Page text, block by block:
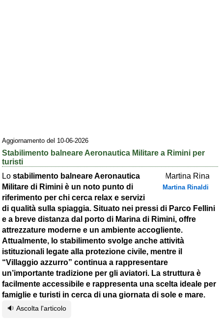
Aggiornamento del 10-06-2026
Stabilimento balneare Aeronautica Militare a Rimini per
turisti
Martina Rinaldi
Lo stabilimento balneare Aeronautica
Militare di Rimini è un noto punto di
riferimento per chi cerca relax e servizi
di qualità sulla spiaggia. Situato nei pressi di Parco Fellini
e a breve distanza dal porto di Marina di Rimini, offre
attrezzature moderne e un ambiente accogliente.
Attualmente, lo stabilimento svolge anche attività
istituzionali legate alla protezione civile, mentre il
“Villaggio azzurro” continua a rappresentare
un’importante tradizione per gli aviatori. La struttura è
facilmente accessibile e rappresenta una scelta ideale per
famiglie e turisti in cerca di una giornata di sole e mare.
🔉 Ascolta l'articolo
➕ Segnala evento
Area riservata
Chi siamo
Ambienti
≋ Mare
🗻 Montagna
Laghi
Isole
Campagna
Terme